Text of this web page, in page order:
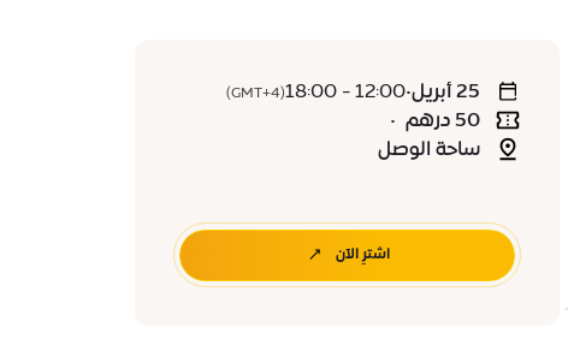
25 أبريل •
12:00 - 18:00
(GMT+4)
50 درهم
•
ساحة الوصل
اشترِ الآن